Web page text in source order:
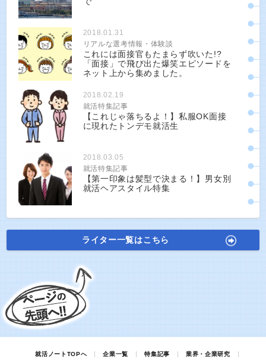
2018.01.31
リアルな選考情報・体験談
これには面接官もたまらず吹いた!?
「面接」で飛び出た爆笑エピソードを
ネット上から集めました。
2018.02.19
就活特集記事
【これじゃ落ちるよ！】私服OK面接
に現れたトンデモ就活生
2018.03.05
就活特集記事
【第一印象は髪型で決まる！】男女別
就活ヘアスタイル特集
ライター一覧はこちら
就活ノートTOPへ 企業一覧 特集記事
業界・企業研究